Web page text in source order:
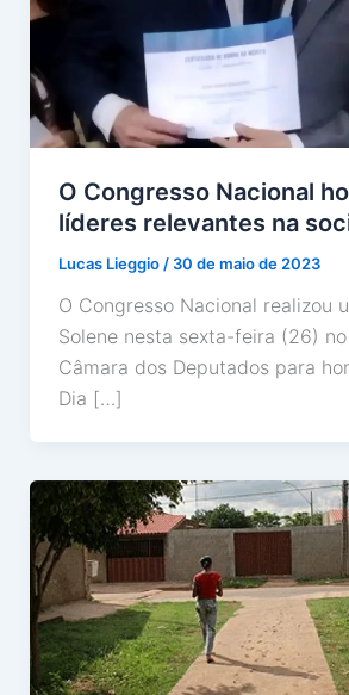
O Congresso Nacional
líderes relevantes na
Lucas Lieggio / 30 de maio de 2023
O Congresso Nacional realizou
Solene nesta sexta-feira (26)
Câmara dos Deputados para
Dia […]